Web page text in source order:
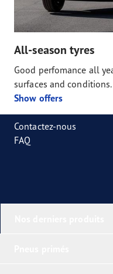
All-season tyres
Good perfomance all
surfaces and conditions.
Show offers
Contactez-nous
FAQ